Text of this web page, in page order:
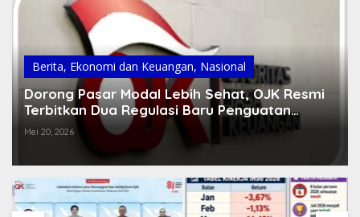
Berita, Ekonomi dan Keuangan, Nasional
Dorong Pasar Modal Lebih Sehat, OJK Resmi
Terbitkan Dua Regulasi Baru Penguatan
Perusahaan Efek dan Manajer Investasi
Mei 20, 2026